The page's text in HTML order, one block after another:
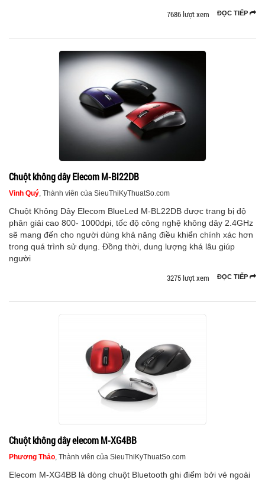
ĐỌC TIẾP
7686 lượt xem
Chuột không dây Elecom M-Bl22DB
Vinh Quý, Thành viên của SieuThiKyThuatSo.com
Chuột Không Dây Elecom BlueLed M-BL22DB được trang bị độ
phân giải cao 800- 1000dpi, tốc độ công nghệ không dây 2.4GHz
sẽ mang đến cho người dùng khả năng điều khiển chính xác hơn
trong quá trình sử dụng. Đồng thời, dung lượng khá lâu giúp
người
ĐỌC TIẾP
3275 lượt xem
Chuột không dây elecom M-XG4BB
Phương Thảo, Thành viên của SieuThiKyThuatSo.com
Elecom M-XG4BB là dòng chuột Bluetooth ghi điểm bởi vẻ ngoài